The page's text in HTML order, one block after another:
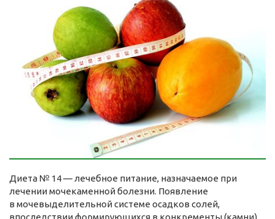
Диета № 14 — лечебное питание, назначаемое при
лечении мочекаменной болезни. Появление
в мочевыделительной системе осадков солей,